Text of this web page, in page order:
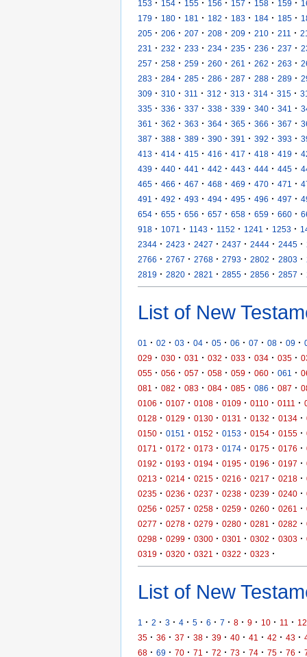
153 · 154 · 155 · 156 · 157 · 158 · 159 ·
179 · 180 · 181 · 182 · 183 · 184 · 185 ·
205 · 206 · 207 · 208 · 209 · 210 · 211 ·
231
· 232 · 233 · 234 · 235 · 236 · 237 ·
257 · 258 · 259 · 260 · 261 · 262 · 263 ·
283 · 284 · 285 · 286 · 287 · 288 · 289 ·
309 · 310 · 311 · 312 · 313 · 314 · 315 ·
335 · 336 · 337 · 338 · 339 · 340 · 341 ·
361
· 362 · 363 · 364 · 365 · 366 · 367 ·
387 · 388 · 389 · 390 · 391 · 392 · 393 ·
413 · 414 · 415 · 416 · 417 · 418 · 419 ·
439 · 440 · 441 · 442 · 443 · 444 · 445 ·
465 · 466 · 467 · 468 · 469 · 470 · 471 ·
491
· 492 · 493 · 494 · 495 · 496 · 497 ·
654 · 655 · 656 · 657 · 658 · 659 · 660 ·
918 · 1071 · 1143 · 1152 · 1241 · 1253 ·
2344 · 2423 · 2427 · 2437 · 2444 · 2445 ·
2766 · 2767 · 2768 · 2793 · 2802 · 2803 ·
2819 · 2820 · 2821 · 2855 · 2856 · 2857 ·
List of New
01 · 02 · 03 · 04 · 05 · 06 · 07 · 08 · 09 ·
029 · 030 · 031 · 032 · 033 · 034 · 035 ·
055 · 056 · 057 · 058 · 059 · 060 · 061 ·
081
· 082 · 083 · 084 · 085 · 086 · 087 ·
0106 · 0107 · 0108 · 0109 · 0110 · 0111 ·
0128 · 0129 · 0130 · 0131 · 0132 · 0134 ·
0150 · 0151 · 0152 · 0153 · 0154 · 0155 ·
0171
· 0172 · 0173 · 0174 · 0175 · 0176 ·
0192 · 0193 · 0194 · 0195 · 0196 · 0197 ·
0213 · 0214 · 0215 · 0216 · 0217 · 0218 ·
0235 · 0236 · 0237 · 0238 · 0239 · 0240 ·
0256 · 0257 · 0258 · 0259 · 0260 · 0261 ·
0277 · 0278 · 0279 · 0280 · 0281 · 0282 ·
0298 · 0299 · 0300 · 0301 · 0302 · 0303 ·
0319 · 0320 · 0321 · 0322 · 0323 ·
List of New
1 · 2 · 3 · 4 · 5 · 6 · 7 · 8 · 9 · 10 · 11 · 12
35 · 36 · 37 · 38 · 39 · 40 · 41 · 42 · 43 ·
68 · 69 · 70 · 71 · 72 · 73 · 74 · 75 · 76 ·